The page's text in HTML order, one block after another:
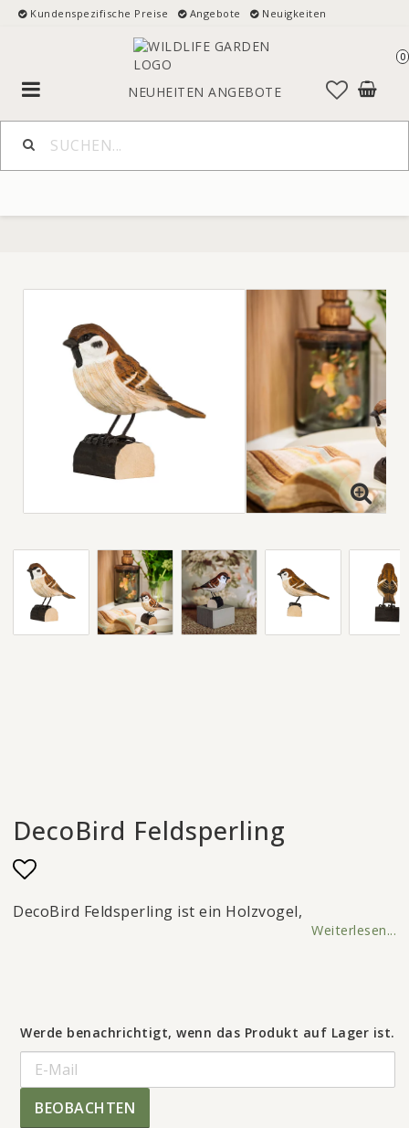
Kundenspezifische Preise Angebote Neuigkeiten
NEUHEITEN ANGEBOTE
0
Toggle
navigation
DecoBird Feldsperling
Add to list of favorites
DecoBird Feldsperling ist ein Holzvogel,
Weiterlesen...
Werde benachrichtigt, wenn das Produkt auf Lager ist.
BEOBACHTEN